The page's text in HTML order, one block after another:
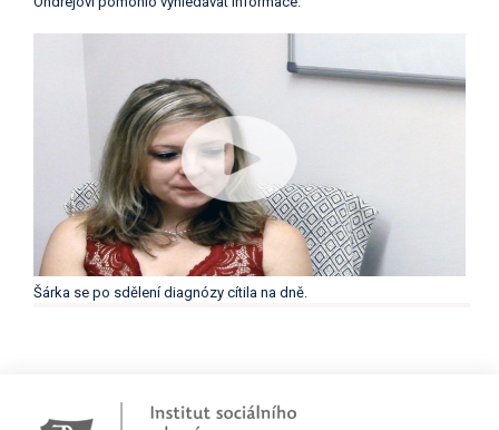
Šárka se po sdělení diagnózy cítila na dně.